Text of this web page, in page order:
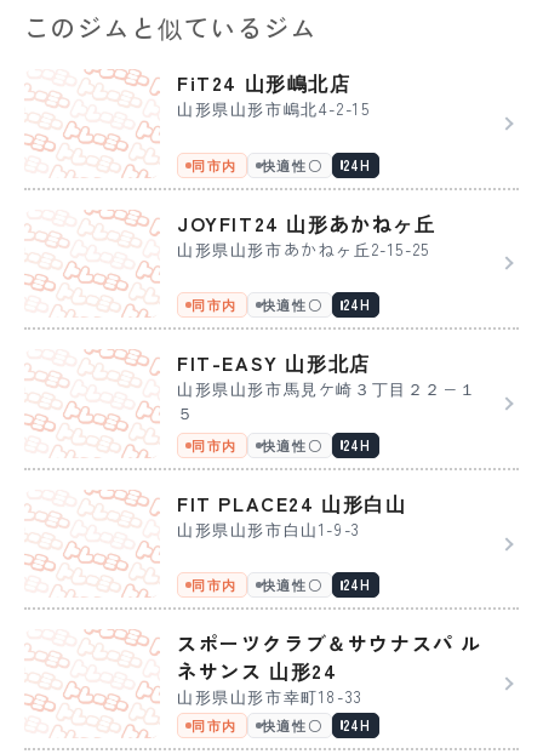
このジムと似ているジム
FiT24 山形嶋北店
山形県山形市嶋北4-2-15
同市内 快適性〇 24H
JOYFIT24 山形あかねヶ丘
山形県山形市あかねヶ丘2-15-25
同市内 快適性〇 24H
FIT-EASY 山形北店
山形県山形市馬見ケ崎３丁目２２−１
５
同市内 快適性〇 24H
FIT PLACE24 山形白山
山形県山形市白山1-9-3
同市内 快適性〇 24H
スポーツクラブ＆サウナスパ ル
ネサンス 山形24
山形県山形市幸町18-33
同市内 快適性〇 24H